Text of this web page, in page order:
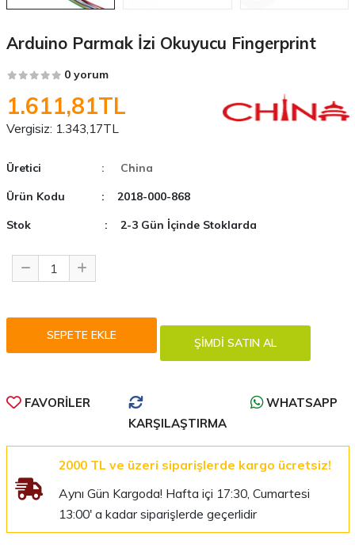
Arduino Parmak İzi Okuyucu Fingerprint
0 yorum
1.611,81TL
Vergisiz: 1.343,17TL
Üretici
: China
Ürün Kodu
: 2018-000-868
Stok
: 2-3 Gün İçinde Stoklarda
FAVORILER
KARŞILAŞTIRMA
WHATSAPP
2000 TL ve üzeri siparişlerde kargo ücretsiz!
Aynı Gün Kargoda! Hafta içi 17:30, Cumartesi
13:00' a kadar siparişlerde geçerlidir